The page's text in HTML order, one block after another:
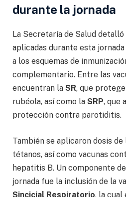
durante la jornada
La Secretaría de Salud detalló
aplicadas durante esta
a los esquemas de
complementario. Entre las
encuentran la SR, que
rubéola, así como la SRP, que
protección contra parotiditis.
También se aplicaron dosis de
tétanos, así como vacunas
hepatitis B. Un componente
jornada fue la inclusión de la
Sincicial Respiratorio, la cual